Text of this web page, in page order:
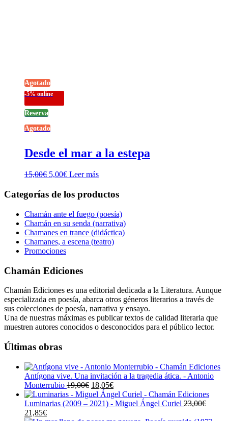
Agotado
-5% online
Reserva
Agotado
Desde el mar a la estepa
15,00€ El
original
15,00€.
5,00€El
actual
5,00€.
Leer más
Categorías de los productos
Chamán ante el fuego (poesía)
Chamán en su senda (narrativa)
Chamanes en trance (didáctica)
Chamanes, a escena (teatro)
Promociones
Chamán Ediciones
Chamán Ediciones es una editorial dedicada a la Literatura. Aunque
especializada en poesía, abarca otros géneros literarios a través de
sus colecciones de poesía, narrativa y ensayo.
Una de nuestras máximas es publicar textos de calidad literaria que
muestren autores conocidos o desconocidos para el público lector.
Últimas obras
Antígona vive. Una invitación a la tragedia ática. - Antonio
Monterrubio 19,00€ El
precio
original
18,05€El
precio
actual
Luminarias (2009 – 2021) - Miguel Ángel Curiel 23,00€
El
21,85€El